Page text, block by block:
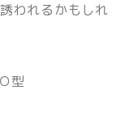
われるかもしれ
型